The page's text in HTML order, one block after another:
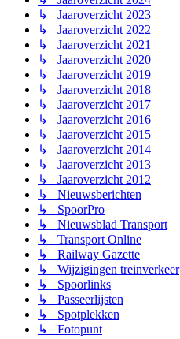
↳ Jaaroverzicht 2023
↳ Jaaroverzicht 2022
↳ Jaaroverzicht 2021
↳ Jaaroverzicht 2020
↳ Jaaroverzicht 2019
↳ Jaaroverzicht 2018
↳ Jaaroverzicht 2017
↳ Jaaroverzicht 2016
↳ Jaaroverzicht 2015
↳ Jaaroverzicht 2014
↳ Jaaroverzicht 2013
↳ Jaaroverzicht 2012
↳ Nieuwsberichten
↳ SpoorPro
↳ Nieuwsblad Transport
↳ Transport Online
↳ Railway Gazette
↳ Wijzigingen treinverkeer
↳ Spoorlinks
↳ Passeerlijsten
↳ Spotplekken
↳ Fotopunt